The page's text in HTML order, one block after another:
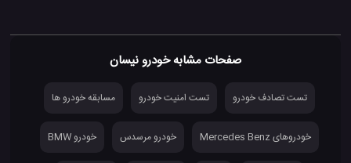
صفحات مشابه خودرو نیسان
تست تصادف خودرو تست امنیت خودرو مسابقه خودرو ها
خودروهای Mercedes Benz خودرو مرسدس خودرو BMW